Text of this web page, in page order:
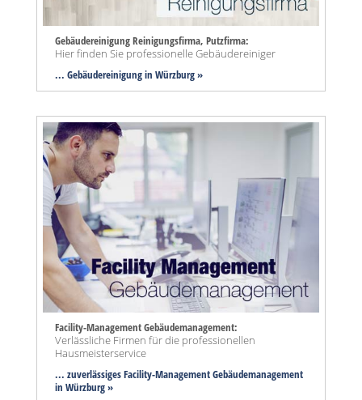
Gebäudereinigung Reinigungsfirma, Putzfirma:
Hier finden Sie professionelle Gebäudereiniger
... Gebäudereinigung in Würzburg »
Facility-Management Gebäudemanagement:
Verlässliche Firmen für die professionellen
Hausmeisterservice
... zuverlässiges Facility-Management Gebäudemanagement
in Würzburg »